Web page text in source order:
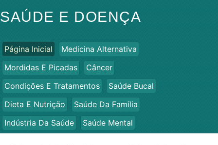
SAÚDE E DOENÇA
Página Inicial
Medicina Alternativa
Mordidas E Picadas
Câncer
Condições E Tratamentos
Saúde Bucal
Dieta E Nutrição
Saúde Da Família
Indústria Da Saúde
Saúde Mental